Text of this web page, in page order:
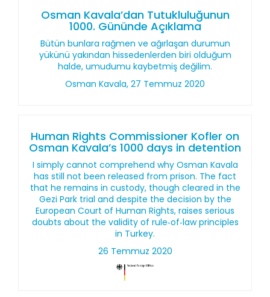
Osman Kavala’dan Tutukluluğunun
1000. Gününde Açıklama
Bütün bunlara rağmen ve ağırlaşan durumun
yükünü yakından hissedenlerden biri olduğum
halde, umudumu kaybetmiş değilim.
Osman Kavala, 27 Temmuz 2020
Human Rights Commissioner Kofler on
Osman Kavala’s 1000 days in detention
I simply cannot comprehend why Osman Kavala
has still not been released from prison. The fact
that he remains in custody, though cleared in the
Gezi Park trial and despite the decision by the
European Court of Human Rights, raises serious
doubts about the validity of rule‑of‑law principles
in Turkey.
26 Temmuz 2020